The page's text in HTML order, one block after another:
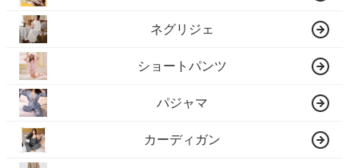
ネグリジェ
ショートパンツ
パジャマ
カーディガン